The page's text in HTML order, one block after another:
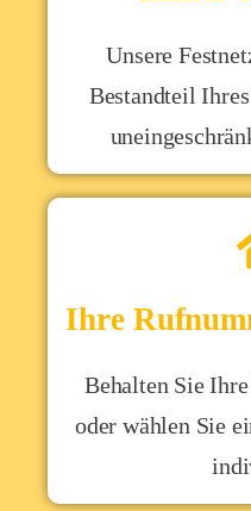
Unsere
Bestandteil
Ihre
Behalten Sie
oder wählen Sie